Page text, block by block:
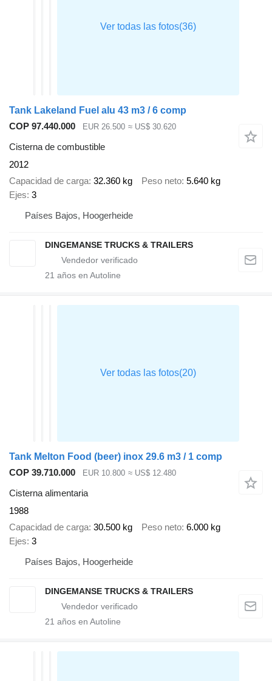
Tank Lakeland Fuel alu 43 m3 / 6 comp
COP 97.440.000
EUR 26.500 ≈ US$ 30.620
Cisterna de combustible
2012
Capacidad de carga 32.360 kg Peso neto 5.640 kg
Ejes 3
Países Bajos, Hoogerheide
DINGEMANSE TRUCKS & TRAILERS
21 años en Autoline
Tank Melton Food (beer) inox 29.6 m3 / 1 comp
COP 39.710.000
EUR 10.800 ≈ US$ 12.480
Cisterna alimentaria
1988
Capacidad de carga 30.500 kg Peso neto 6.000 kg
Ejes 3
Países Bajos, Hoogerheide
DINGEMANSE TRUCKS & TRAILERS
21 años en Autoline